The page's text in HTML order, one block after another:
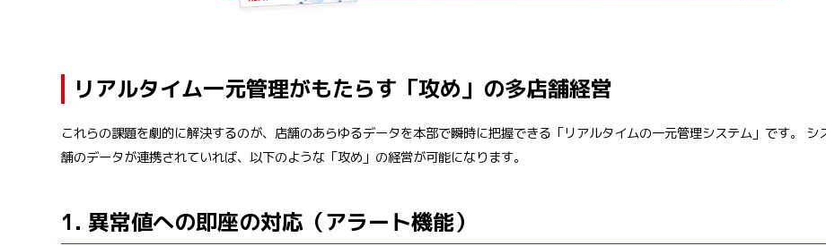
リアルタイム一元管理がもたらす「攻め」の多店舗経営
これらの課題を劇的に解決するのが、店舗のあらゆるデータを本部で瞬時に把握できる「リアルタイムの一元管理システム」です。 シ
舗のデータが連携されていれば、以下のような「攻め」の経営が可能になります。
1. 異常値への即座の対応（アラート機能）